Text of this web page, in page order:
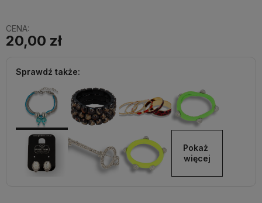
CENA:
20,00 zł
Sprawdź także:
Pokaż
więcej